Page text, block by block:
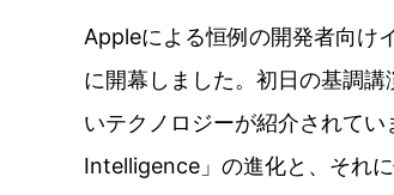
Appleによる恒例の開発者向け
に開幕しました。初日の基調
いテクノロジーが紹介されて
Intelligence」の進化と、それ